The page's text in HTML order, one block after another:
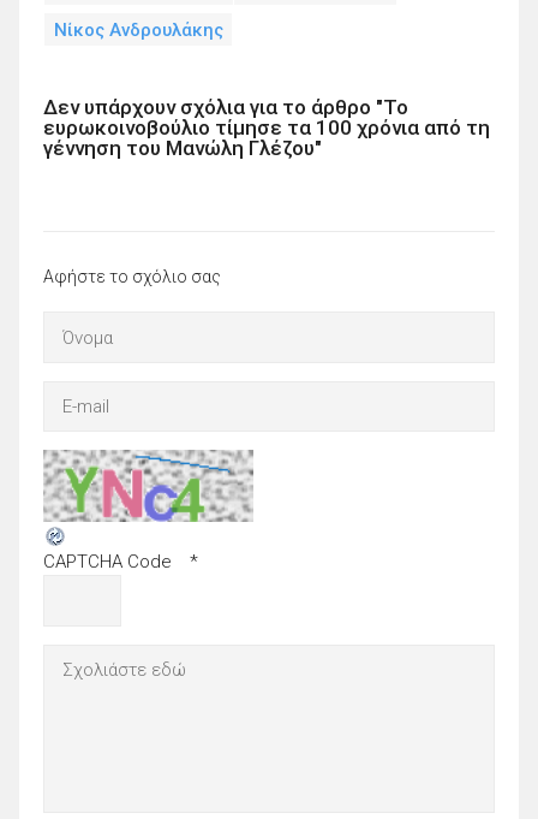
Νίκος Ανδρουλάκης
Δεν υπάρχουν σχόλια για το άρθρο "Το
ευρωκοινοβούλιο τίμησε τα 100 χρόνια από τη
γέννηση του Μανώλη Γλέζου"
Αφήστε το σχόλιο σας
CAPTCHA Code *